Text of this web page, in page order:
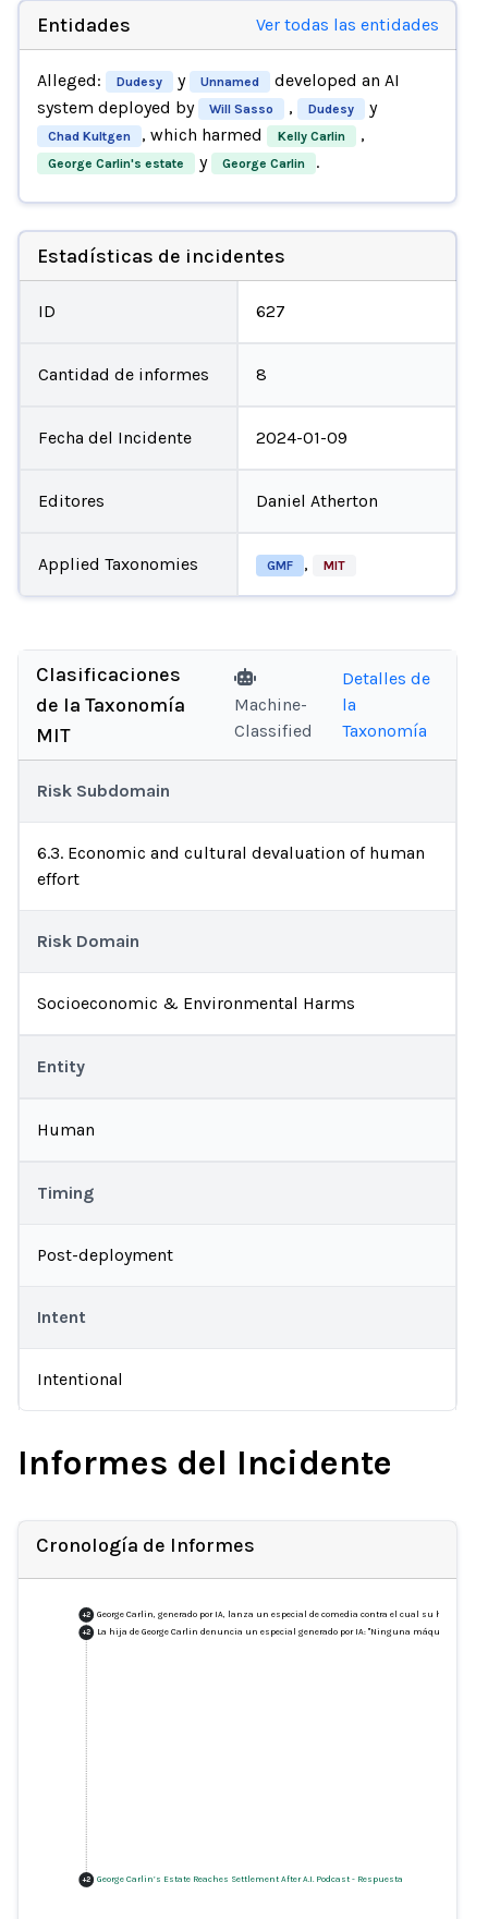
Entidades Ver todas las entidades
Alleged: Dudesy y Unnamed
developed an AI
system deployed by
Will Sasso , Dudesy y
Chad Kultgen , which harmed Kelly Carlin ,
George Carlin's estate y George Carlin .
Estadísticas de incidentes
ID 627
Cantidad de informes 8
Fecha del Incidente 2024-01-09
Editores Daniel Atherton
Applied Taxonomies GMF , MIT
Clasificaciones
de la Taxonomía
MIT
Machine-
Classified
Detalles de
la
Taxonomía
Risk Subdomain
6.3. Economic and cultural devaluation of human
effort
Risk Domain
Socioeconomic & Environmental Harms
Entity
Human
Timing
Post-deployment
Intent
Intentional
Informes del Incidente
Cronología de Informes
+2 George Carlin, generado por IA, lanza un especial de comedia contra el cual su hija se
+2 La hija de George Carlin denuncia un especial generado por IA: "Ninguna máquina
+2 George Carlin’s Estate Reaches Settlement After A.I. Podcast - Respuesta